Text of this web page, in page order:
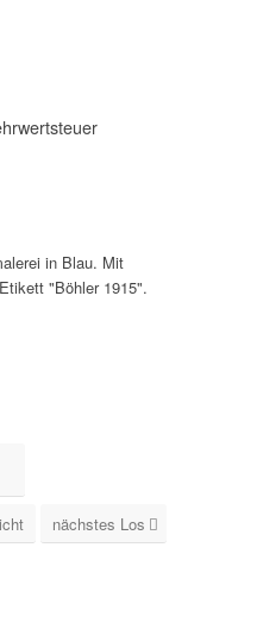
in Blau. Mit
"Böhler 1915".
nächstes Los